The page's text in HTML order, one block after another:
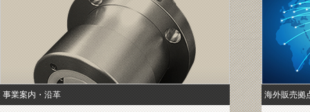
事業案内・沿革 海外販売拠